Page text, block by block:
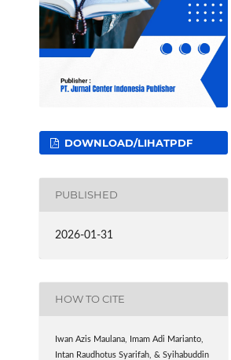
DOWNLOAD/LIHATPDF
PUBLISHED
2026-01-31
HOW TO CITE
Iwan Azis Maulana, Imam Adi Marianto,
Intan Raudhotus Syarifah, & Syihabuddin